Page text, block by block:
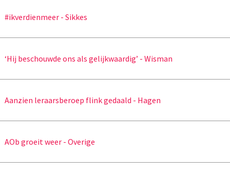
#ikverdienmeer - Sikkes
‘Hij beschouwde ons als gelijkwaardig’ - Wisman
Aanzien leraarsberoep flink gedaald - Hagen
AOb groeit weer - Overige